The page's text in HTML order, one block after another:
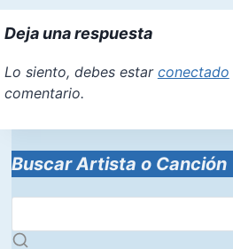
Deja una respuesta
Lo siento, debes estar conectado
comentario.
Buscar Artista o Canción